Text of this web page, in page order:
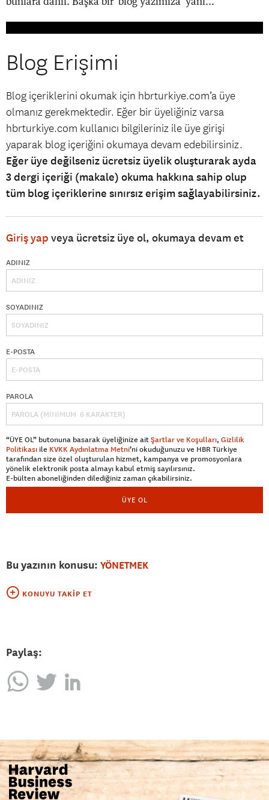
bunlara dahil. Başka bir blog yazımıza yanı...
Blog Erişimi
Blog içeriklerini okumak için hbrturkiye.com’a üye
olmanız gerekmektedir. Eğer bir üyeliğiniz varsa
hbrturkiye.com kullanıcı bilgileriniz ile üye girişi
yaparak blog içeriğini okumaya devam edebilirsiniz.
Eğer üye değilseniz ücretsiz üyelik oluşturarak ayda
3 dergi içeriği (makale) okuma hakkına sahip olup
tüm blog içeriklerine sınırsız erişim sağlayabilirsiniz.
Giriş yap veya ücretsiz üye ol, okumaya devam et
ADINIZ
SOYADINIZ
E-POSTA
PAROLA
“ÜYE OL” butonuna basarak üyeliğinize aitŞartlar ve Koşulları, Gizlilik
Politikası ile KVKK Aydınlatma Metni’ni okuduğunuzu ve HBR Türkiye
tarafından size özel oluşturulan hizmet, kampanya ve promosyonlara
yönelik elektronik posta almayı kabul etmiş sayılırsınız.
E-bülten aboneliğinden dilediğiniz zaman çıkabilirsiniz.
ÜYE OL
Bu yazının konusu: YÖNETMEK
KONUYU TAKIP ET
Paylaş: